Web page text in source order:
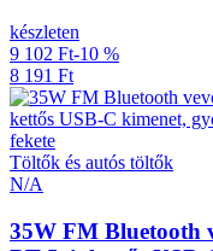
készleten
9 102 Ft-10 %
8 191 Ft
Töltők és autós töltők
N/A
35W FM Bluetooth